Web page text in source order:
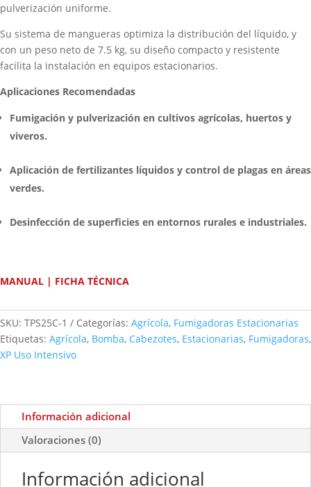
pulverización uniforme.
Su sistema de mangueras optimiza la distribución del líquido, y
con un peso neto de 7.5 kg, su diseño compacto y resistente
facilita la instalación en equipos estacionarios.
Aplicaciones Recomendadas
Fumigación y pulverización en cultivos agrícolas, huertos y
viveros.
Aplicación de fertilizantes líquidos y control de plagas en áreas
verdes.
Desinfección de superficies en entornos rurales e industriales.
MANUAL | FICHA TÉCNICA
SKU: TPS25C-1 Categorías: Agrícola, Fumigadoras Estacionarias
Etiquetas: Agrícola, Bomba, Cabezotes, Estacionarias, Fumigadoras,
XP Uso Intensivo
Información adicional
Valoraciones (0)
Información adicional